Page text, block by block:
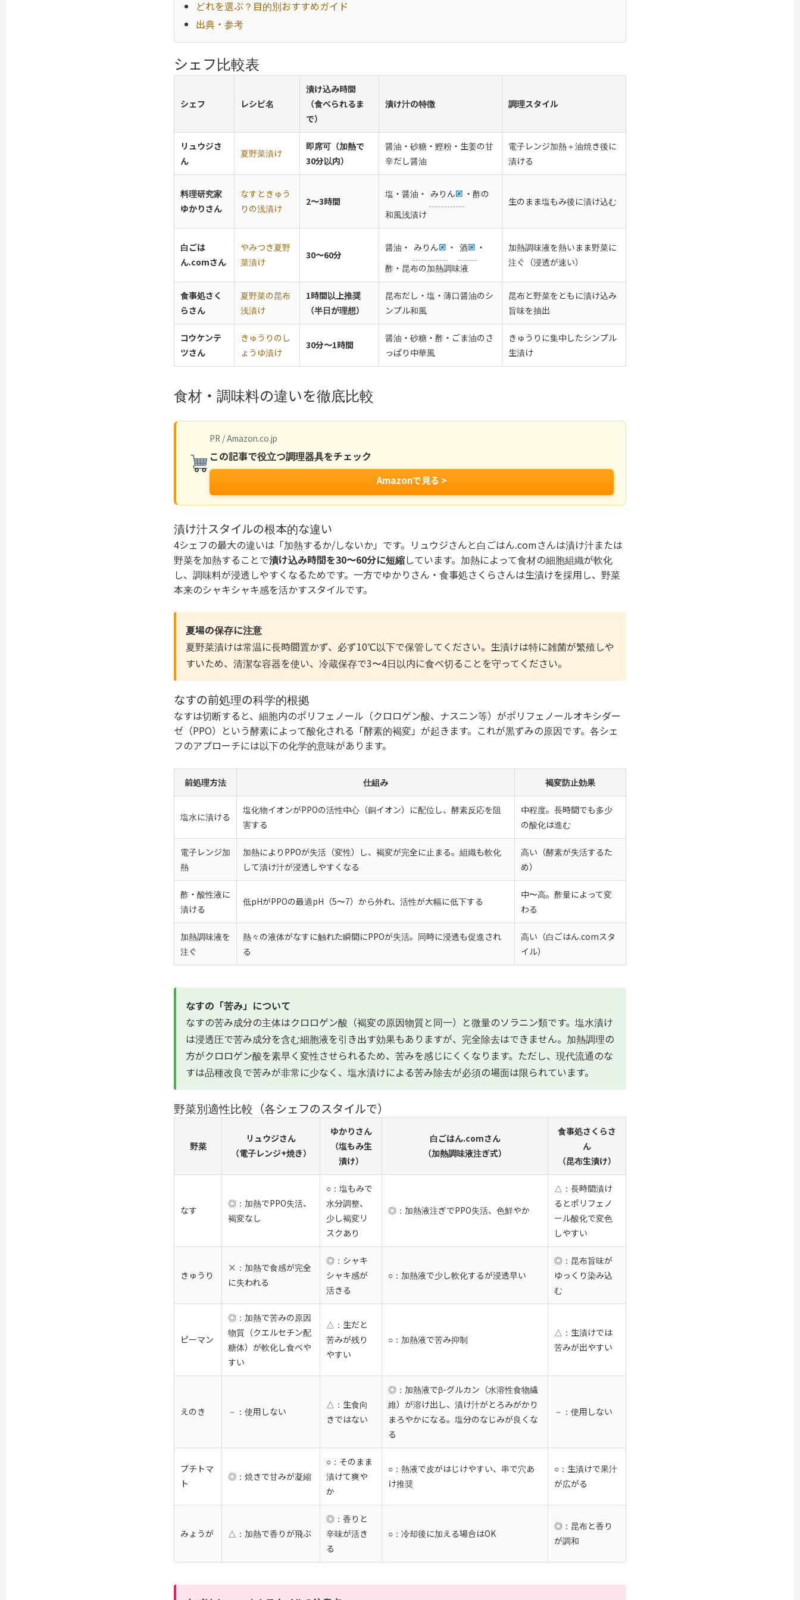
どれを選ぶ？目的別おすすめガイド
出典・参考
シェフ比較表
シェフ レシピ名
漬け込み時間
（食べられるま
で）
漬け汁の特徴 調理スタイル
リュウジさ
ん
夏野菜漬け
即席可（加熱で
30分以内）
醤油・砂糖・鰹粉・生姜の甘
辛だし醤油
電子レンジ加熱＋油焼き後に
漬ける
料理研究家
ゆかりさん
なすときゅう
りの浅漬け
2〜3時間
塩・醤油・ みりん
・酢の
和風浅漬け
生のまま塩もみ後に漬け込む
白ごは
ん.comさん
やみつき夏野
菜漬け
30〜60分
醤油・ みりん ・ 酒
・
酢・昆布の加熱調味液
加熱調味液を熱いまま野菜に
注ぐ（浸透が速い）
食事処さく
らさん
夏野菜の昆布
浅漬け
1時間以上推奨
（半日が理想）
昆布だし・塩・薄口醤油のシ
ンプル和風
昆布と野菜をともに漬け込み
旨味を抽出
コウケンテ
ツさん
きゅうりのし
ょうゆ漬け
30分〜1時間
醤油・砂糖・酢・ごま油のさ
っぱり中華風
きゅうりに集中したシンプル
生漬け
食材・調味料の違いを徹底比較
PR / Amazon.co.jp
この記事で役立つ調理器具をチェック
Amazonで見る >
漬け汁スタイルの根本的な違い
4シェフの最大の違いは「加熱するか/しないか」です。リュウジさんと白ごはん.comさんは漬け汁または
野菜を加熱することで漬け込み時間を30〜60分に短縮しています。加熱によって食材の細胞組織が軟化
し、調味料が浸透しやすくなるためです。一方でゆかりさん・食事処さくらさんは生漬けを採用し、野菜
本来のシャキシャキ感を活かすスタイルです。
夏場の保存に注意
夏野菜漬けは常温に長時間置かず、必ず10℃以下で保管してください。生漬けは特に雑菌が繁殖しや
すいため、清潔な容器を使い、冷蔵保存で3〜4日以内に食べ切ることを守ってください。
なすの前処理の科学的根拠
なすは切断すると、細胞内のポリフェノール（クロロゲン酸、ナスニン等）がポリフェノールオキシダー
ゼ（PPO）という酵素によって酸化される「酵素的褐変」が起きます。これが黒ずみの原因です。各シェ
フのアプローチには以下の化学的意味があります。
前処理方法 仕組み 褐変防止効果
塩水に漬ける
塩化物イオンがPPOの活性中心（銅イオン）に配位し、酵素反応を阻
害する
中程度。長時間でも多少
の酸化は進む
電子レンジ加
熱
加熱によりPPOが失活（変性）し、褐変が完全に止まる。組織も軟化
して漬け汁が浸透しやすくなる
高い（酵素が失活するた
め）
酢・酸性液に
漬ける
低pHがPPOの最適pH（5〜7）から外れ、活性が大幅に低下する
中〜高。酢量によって変
わる
加熱調味液を
注ぐ
熱々の液体がなすに触れた瞬間にPPOが失活。同時に浸透も促進され
る
高い（白ごはん.comスタ
イル）
なすの「苦み」について
なすの苦み成分の主体はクロロゲン酸（褐変の原因物質と同一）と微量のソラニン類です。塩水漬け
は浸透圧で苦み成分を含む細胞液を引き出す効果もありますが、完全除去はできません。加熱調理の
方がクロロゲン酸を素早く変性させられるため、苦みを感じにくくなります。ただし、現代流通のな
すは品種改良で苦みが非常に少なく、塩水漬けによる苦み除去が必須の場面は限られています。
野菜別適性比較（各シェフのスタイルで）
野菜
リュウジさん
（電子レンジ+焼き）
ゆかりさん
（塩もみ生
漬け）
白ごはん.comさん
（加熱調味液注ぎ式）
食事処さくらさ
ん
（昆布生漬け）
なす
◎：加熱でPPO失活、
褐変なし
○：塩もみで
水分調整、
少し褐変リ
スクあり
◎：加熱液注ぎでPPO失活、色鮮やか
△：長時間漬け
るとポリフェノ
ール酸化で変色
しやすい
きゅうり
×：加熱で食感が完全
に失われる
◎：シャキ
シャキ感が
活きる
○：加熱液で少し軟化するが浸透早い
◎：昆布旨味が
ゆっくり染み込
む
ピーマン
◎：加熱で苦みの原因
物質（クエルセチン配
糖体）が軟化し食べや
すい
△：生だと
苦みが残り
やすい
○：加熱液で苦み抑制
△：生漬けでは
苦みが出やすい
えのき －：使用しない
△：生食向
きではない
◎：加熱液でβ-グルカン（水溶性食物繊
維）が溶け出し、漬け汁がとろみがかり
まろやかになる。塩分のなじみが良くな
る
－：使用しない
プチトマ
ト
◎：焼きで甘みが凝縮
○：そのまま
漬けて爽や
か
○：熱液で皮がはじけやすい、串で穴あ
け推奨
○：生漬けで果汁
が広がる
みょうが △：加熱で香りが飛ぶ
◎：香りと
辛味が活き
る
○：冷却後に加える場合はOK
◎：昆布と香り
が調和